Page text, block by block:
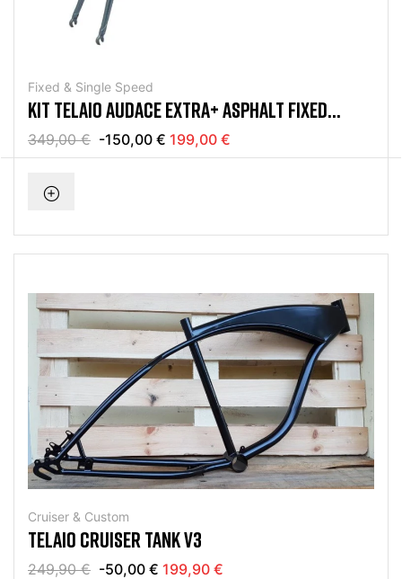
Fixed & Single Speed
KIT TELAIO AUDACE EXTRA+ ASPHALT FIXED
SINGLE SPEED
349,00 € -150,00 € 199,00 €
Cruiser & Custom
TELAIO CRUISER TANK V3
249,90 € -50,00 € 199,90 €